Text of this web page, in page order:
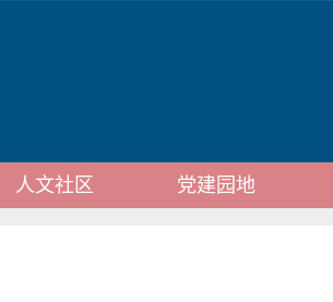
人文社区 党建园地